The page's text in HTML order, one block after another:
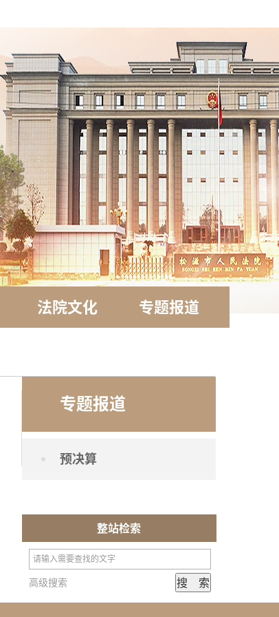
法院文化 专题报道
专题报道
预决算
整站检索
高级搜索